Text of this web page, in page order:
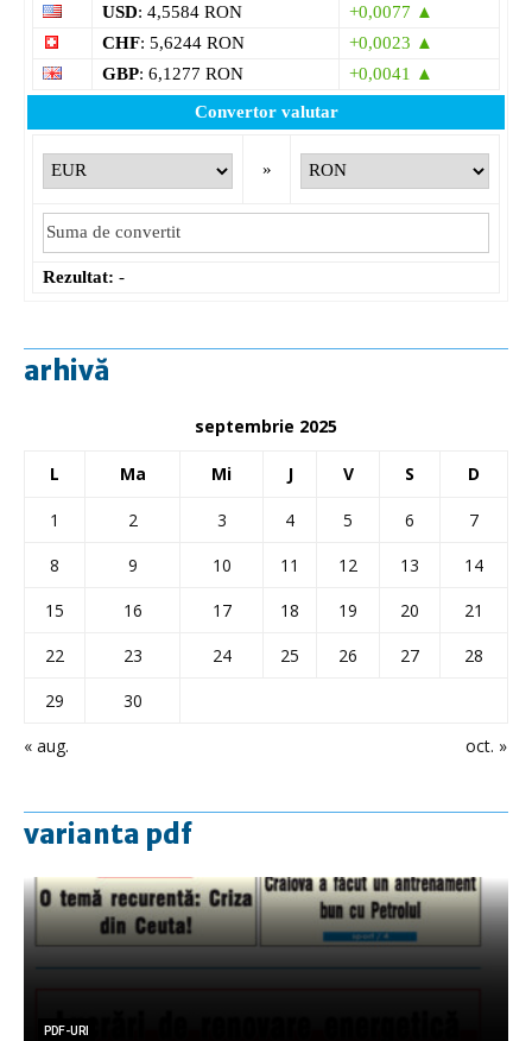
USD: 4,5584 RON
+0,0077 ▲
CHF: 5,6244 RON
+0,0023 ▲
GBP: 6,1277 RON
+0,0041 ▲
Convertor valutar
»
Rezultat: -
arhivă
septembrie 2025
L Ma Mi J V S D
« aug. oct. »
1 2 3 4 5 6
7
8
9 10 11 12 13
14
15
16 17 18 19 20
21
22
23 24 25 26 27
28
29
30
varianta pdf
PDF-URI
PDF-URI
PDF-URI
PDF-URI
PDF-URI